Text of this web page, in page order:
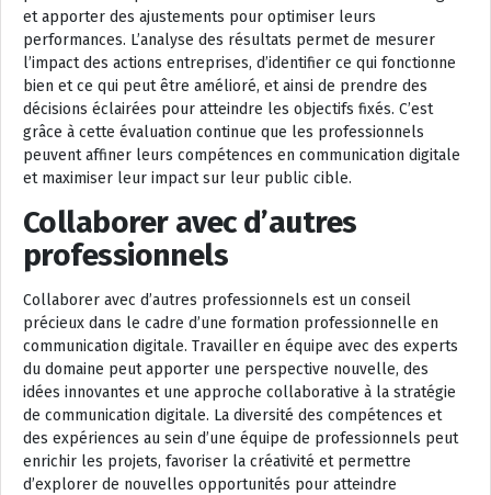
et apporter des ajustements pour optimiser leurs
performances. L’analyse des résultats permet de mesurer
l’impact des actions entreprises, d’identifier ce qui fonctionne
bien et ce qui peut être amélioré, et ainsi de prendre des
décisions éclairées pour atteindre les objectifs fixés. C’est
grâce à cette évaluation continue que les professionnels
peuvent affiner leurs compétences en communication digitale
et maximiser leur impact sur leur public cible.
Collaborer avec d’autres
professionnels
Collaborer avec d’autres professionnels est un conseil
précieux dans le cadre d’une formation professionnelle en
communication digitale. Travailler en équipe avec des experts
du domaine peut apporter une perspective nouvelle, des
idées innovantes et une approche collaborative à la stratégie
de communication digitale. La diversité des compétences et
des expériences au sein d’une équipe de professionnels peut
enrichir les projets, favoriser la créativité et permettre
d’explorer de nouvelles opportunités pour atteindre